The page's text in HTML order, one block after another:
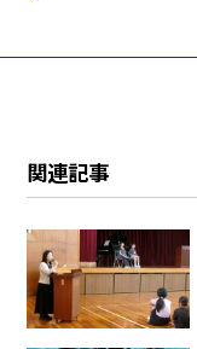
関連記事